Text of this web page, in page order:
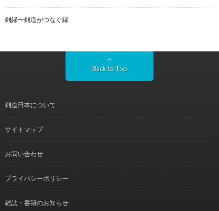
剣縁〜剣道がつなぐ縁
Back to Top
剣道日本について
サイトマップ
お問い合わせ
プライバシーポリシー
雑誌・書籍のお知らせ